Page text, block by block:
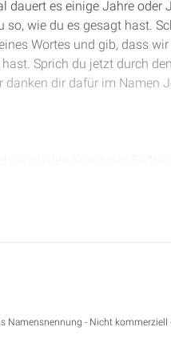
es einige Jahre oder
wie du es gesagt hast.
Wortes und gib, dass
Sprich du jetzt durch
dir dafür im Namen
Dynastie, vollständig
sie in zwei Haufen
zu dem ganzen Volk: Ihr
umgebracht. Wer aber hat
Namensnennung - Nicht kommerziell